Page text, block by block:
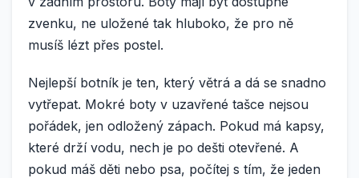
zvenku, ne uložené tak hluboko, že pro ně
musíš lézt přes postel.
Nejlepší botník je ten, který větrá a dá se snadno
vytřepat. Mokré boty v uzavřené tašce nejsou
pořádek, jen odložený zápach. Pokud má kapsy,
které drží vodu, nech je po dešti otevřené. A
pokud máš děti nebo psa, počítej s tím, že jeden